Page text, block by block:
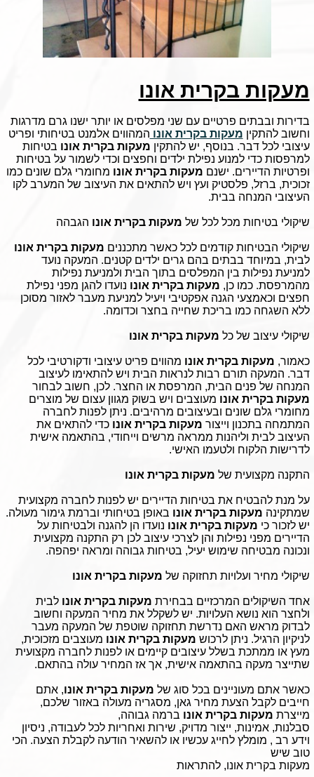
מעקות בקרית אונו
בדירות ובבתים פרטיים עם שני מפלסים או יותר ישנו גרם מדרגות
וחשוב להתקין מעקות בקרית אונו המהווים אלמנט בטיחותי ופריט
עיצובי לכל דבר. בנוסף, יש להתקין מעקות בקרית אונו בטיחות
למרפסות כדי למנוע נפילת ילדים וחפצים וכדי לשמור על בטיחות
ופרטיות הדיירים. ישנם מעקות בקרית אונו מחומרי גלם שונים כמו
זכוכית, ברזל, פלסטיק ועץ ויש להתאים את העיצוב של המערב לקו
העיצובי המנחה בבית.
שיקולי בטיחות מכל לכל של מעקות בקרית אונו הגבהה
שיקולי הבטיחות קודמים לכל כאשר מתכננים מעקות בקרית אונו
לבית, במיוחד בבתים בהם גרים ילדים קטנים. המעקה נועד
למניעת נפילות בין המפלסים בתוך הבית ולמניעת נפילות
מהמרפסת. כמו כן, מעקות בקרית אונו נועדו להגן מפני נפילת
חפצים וכאמצעי הגנה אפקטיבי ויעיל למניעת מעבר לאזור מסוכן
ללא השגחה כמו בריכת שחייה בחצר וכדומה.
שיקולי עיצוב של כל מעקות בקרית אונו
כאמור, מעקות בקרית אונו מהווים פריט עיצובי ודקורטיבי לכל
דבר. המעקה תורם רבות לנראות הבית ויש להתאימו לעיצוב
המנחה של פנים הבית, המרפסת או החצר. לכן, חשוב לבחור
מעקות בקרית אונו מעוצבים ויש בשוק מגוון עצום של מוצרים
מחומרי גלם שונים ובעיצובים מרהיבים. ניתן לפנות לחברה
המתמחה בתכנון וייצור מעקות בקרית אונוכדי להתאים את
העיצוב לבית וליהנות ממראה מרשים וייחודי, בהתאמה אישית
לדרישות הלקוח ולטעמו האישי.
התקנה מקצועית של מעקות בקרית אונו
על מנת להבטיח את בטיחות הדיירים יש לפנות לחברה מקצועית
שמתקינה מעקות בקרית אונו באופן בטיחותי וברמת גימור מעולה.
יש לזכור כי מעקות בקרית אונו נועדו הן להגנה ולבטיחות על
הדיירים מפני נפילות והן לצרכי עיצוב לכן רק התקנה מקצועית
ונכונה מבטיחה שימוש יעיל, בטיחות גבוהה ומראה יפהפה.
שיקולי מחיר ועלויות תחזוקה של מעקות בקרית אונו
אחד השיקולים המרכזיים בבחירת מעקות בקרית אונולבית
ולחצר הוא נושא העלויות. יש לשקלל את מחיר המעקה וחשוב
לבדוק מראש האם נדרשת תחזוקה שוטפת של המעקה מעבר
לניקיון הרגיל. ניתן לרכוש מעקות בקרית אונו מעוצבים מזכוכית,
מעץ או ממתכת בשלל עיצובים קיימים או לפנות לחברה מקצועית
שתייצר מעקה בהתאמה אישית, אך אז המחיר עולה בהתאם.
כאשר אתם מעוניינים בכל סוג של מעקות בקרית אונו, אתם
חייבים לקבל הצעת מחיר גאן, מסגריה מעולה באזור שלכם,
מייצרת מעקות בקרית אונו ברמה גבוהה,
סבלנות, אמינות, ייצור מדויק, שירות ואחריות לכל לעבודה, ניסיון
וידע רב , מומלץ לחייג עכשיו או להשאיר הודעה לקבלת הצעה. הכי
טוב שיש
מעקות בקרית אונו, להתראות